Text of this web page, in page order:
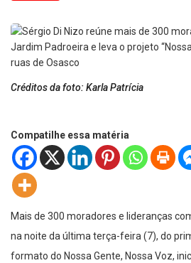
Créditos da foto: Karla Patrícia
Compatilhe essa matéria
Mais de 300 moradores e lideranças
na noite da última terça-feira (7), do
formato do Nossa Gente, Nossa Voz,